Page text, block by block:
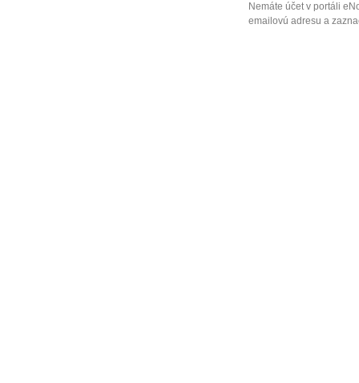
Nemáte účet v portáli
emailovú adresu a